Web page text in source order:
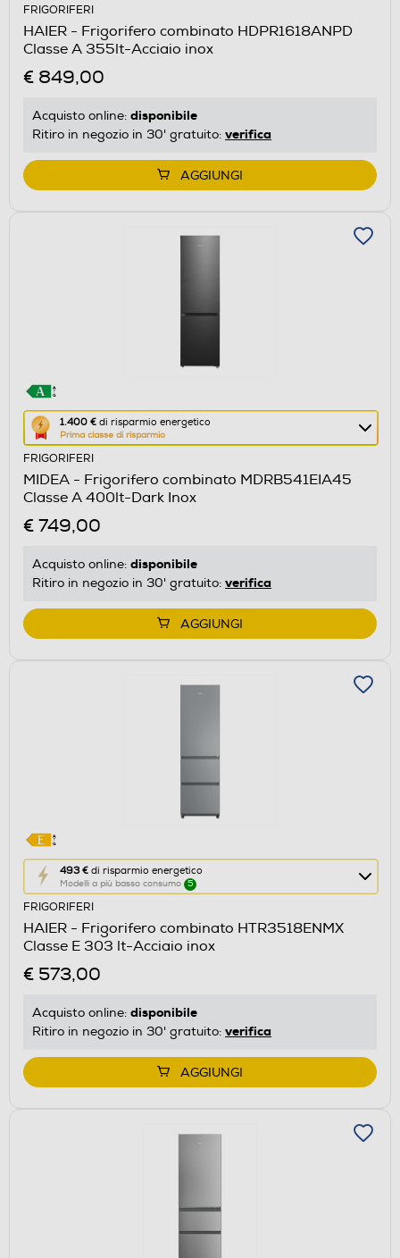
aprirà
il
Calcolatore
di
energetico
di
Youreko.
FRIGORIFERI
HAIER - Frigorifero combinato HDPR1618ANPD
Classe A 355lt-Acciaio inox
€ 849,00
Acquisto online: disponibile
Ritiro in negozio in 30' gratuito: verifica
AGGIUNGI
1.400 € di risparmio energetico
Prima classe di risparmio
Questa
azione
aprirà
il
Calcolatore
di
energetico
Youreko.
FRIGORIFERI
MIDEA - Frigorifero combinato MDRB541EIA45
Classe A 400lt-Dark Inox
€ 749,00
Acquisto online: disponibile
Ritiro in negozio in 30' gratuito: verifica
AGGIUNGI
493 € di risparmio energetico
Modelli a più basso consumo 5
Questa
azione
aprirà
il
Calcolatore
di
energetico
Youreko.
FRIGORIFERI
HAIER - Frigorifero combinato HTR3518ENMX
Classe E 303 lt-Acciaio inox
€ 573,00
Acquisto online: disponibile
Ritiro in negozio in 30' gratuito: verifica
AGGIUNGI